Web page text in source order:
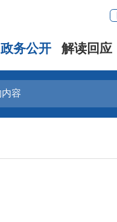
政务公开 解读回应